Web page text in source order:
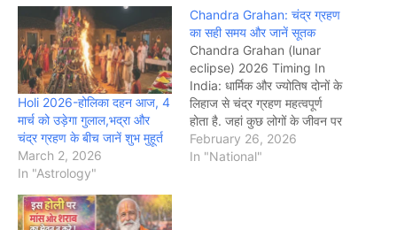
Holi 2026-होलिका दहन आज, 4
मार्च को उड़ेगा गुलाल,भद्रा और
चंद्र ग्रहण के बीच जानें शुभ मुहूर्त
March 2, 2026
In "Astrology"
Chandra Grahan: चंद्र ग्रहण
का सही समय और जानें सूतक
Chandra Grahan (lunar
eclipse) 2026 Timing In
India: धार्मिक और ज्योतिष दोनों के
लिहाज से चंद्र ग्रहण महत्वपूर्ण
होता है. जहां कुछ लोगों के जीवन पर
कुछ समय के लिए तो कुछ के कई
दिनों व हफ्तों तक चंद्र ग्रहण का
February 26, 2026
In "National"